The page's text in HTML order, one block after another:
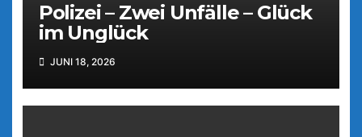
Polizei – Zwei Unfälle – Glück
im Unglück
JUNI 18, 2026